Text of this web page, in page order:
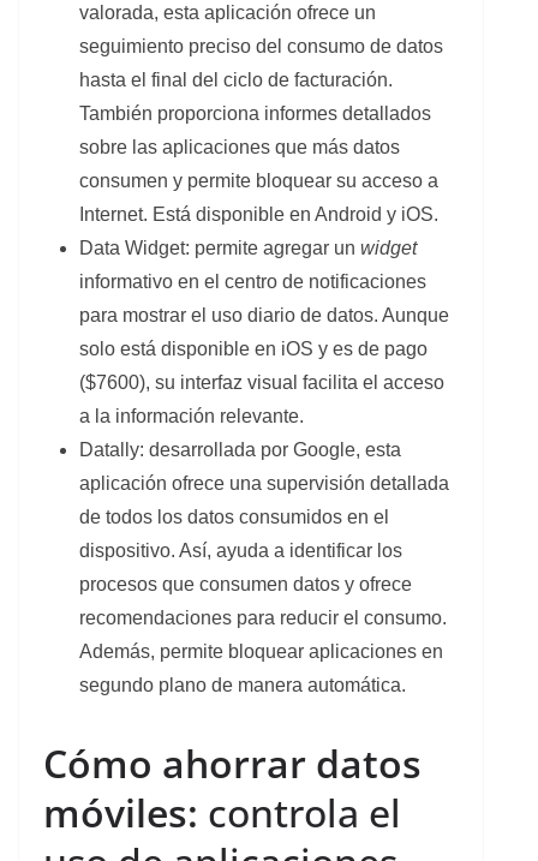
valorada, esta aplicación ofrece un
seguimiento preciso del consumo de datos
hasta el final del ciclo de facturación.
También proporciona informes detallados
sobre las aplicaciones que más datos
consumen y permite bloquear su acceso a
Internet. Está disponible en Android y iOS.
Data Widget: permite agregar un widget
informativo en el centro de notificaciones
para mostrar el uso diario de datos. Aunque
solo está disponible en iOS y es de pago
($7600), su interfaz visual facilita el acceso
a la información relevante.
Datally: desarrollada por Google, esta
aplicación ofrece una supervisión detallada
de todos los datos consumidos en el
dispositivo. Así, ayuda a identificar los
procesos que consumen datos y ofrece
recomendaciones para reducir el consumo.
Además, permite bloquear aplicaciones en
segundo plano de manera automática.
Cómo ahorrar datos
móviles: controla el